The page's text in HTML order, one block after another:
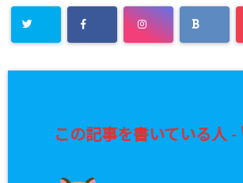
この記事を書いている人 -